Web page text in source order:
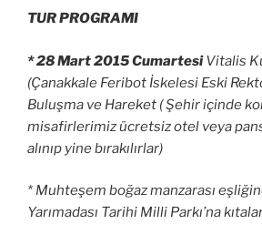
TUR PROGRAMI
* 28 Mart 2015 CumartesiVitalis
(Çanakkale Feribot İskelesi Eski
Buluşma ve Hareket ( Şehir içinde
misafirlerimiz ücretsiz otel veya
alınıp yine bırakılırlar)
* Muhteşem boğaz manzarası
Yarımadası Tarihi Milli Parkı’na